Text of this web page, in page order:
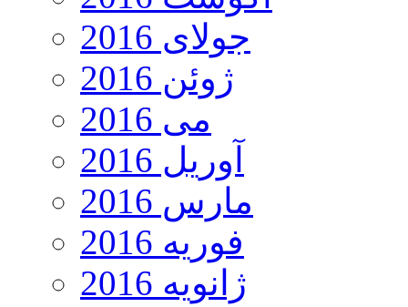
جولای 2016
ژوئن 2016
می 2016
آوریل 2016
مارس 2016
فوریه 2016
ژانویه 2016